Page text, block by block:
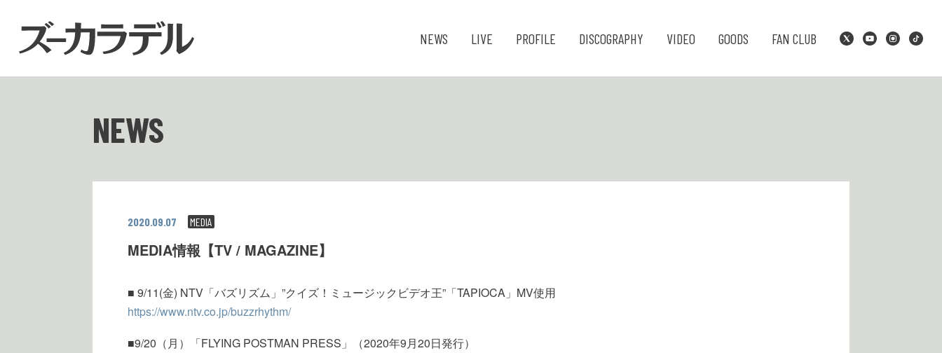
NEWS LIVE PROFILE DISCOGRAPHY VIDEO GOODS FAN CLUB
NEWS
2020.09.07 MEDIA
MEDIA情報【TV / MAGAZINE】
■ 9/11(金) NTV「バズリズム」”クイズ！ミュージックビデオ王”「TAPIOCA」MV使用
https://www.ntv.co.jp/buzzrhythm/
■9/20（月）「FLYING POSTMAN PRESS」（2020年9月20日発行）